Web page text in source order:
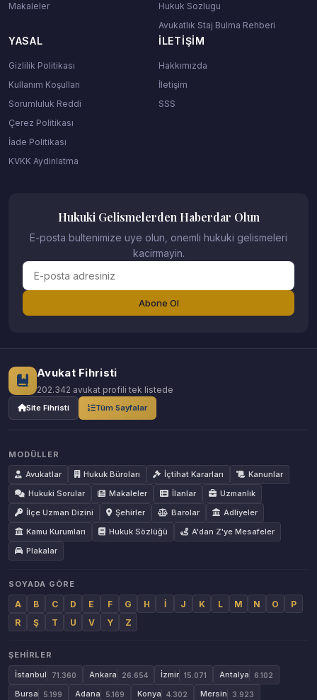
Makaleler
Hukuk Sozlugu
Avukatlık Staj Bulma Rehberi
YASAL
Gizlilik Politikası
Kullanım Koşulları
Sorumluluk Reddi
Çerez Politikası
İade Politikası
KVKK Aydinlatma
İLETIŞIM
Hakkımızda
İletişim
SSS
Hukuki Gelismelerden Haberdar Olun
E-posta bultenimize uye olun, onemli hukuki gelismeleri
kacirmayin.
Abone Ol
Avukat Fihristi
202.342 avukat profili tek listede
Site Fihristi Tüm Sayfalar
MODÜLLER
Avukatlar
Hukuk Büroları İçtihat Kararları
Kanunlar
Hukuki Sorular
Makaleler İlanlar
Uzmanlık
İlçe Uzman Dizini
Şehirler Barolar
Adliyeler
Kamu Kurumları
Hukuk Sözlüğü
A'dan Z'ye Mesafeler
Plakalar
SOYADA GÖRE
A B C D E F G H İ J K L M N O
P
R
Ş T U V Y Z
ŞEHIRLER
İstanbul
71.360 Ankara 26.654 İzmir 15.071 Antalya 6.102
Bursa 5.199 Adana 5.169 Konya 4.302 Mersin 3.923